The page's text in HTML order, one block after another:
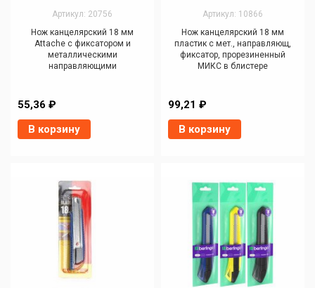
Артикул: 20756
Нож канцелярский 18 мм
Attache с фиксатором и
металлическими
направляющими
55,36 ₽
В корзину
Артикул: 10866
Нож канцелярский 18 мм
пластик с мет., направляющ,
фиксатор, прорезиненный
МИКС в блистере
99,21 ₽
В корзину